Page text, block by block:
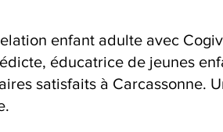
enfant adulte avec
éducatrice de jeunes
satisfaits à Carcassonne.